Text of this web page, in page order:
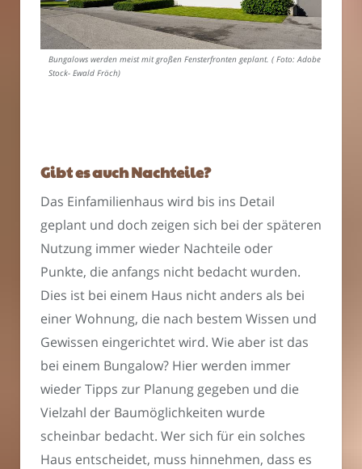
Bungalows werden meist mit großen Fensterfronten geplant. ( Foto: Adobe
Stock- Ewald Fröch)
Gibt es auch Nachteile?
Das Einfamilienhaus wird bis ins Detail
geplant und doch zeigen sich bei der späteren
Nutzung immer wieder Nachteile oder
Punkte, die anfangs nicht bedacht wurden.
Dies ist bei einem Haus nicht anders als bei
einer Wohnung, die nach bestem Wissen und
Gewissen eingerichtet wird. Wie aber ist das
bei einem Bungalow? Hier werden immer
wieder Tipps zur Planung gegeben und die
Vielzahl der Baumöglichkeiten wurde
scheinbar bedacht. Wer sich für ein solches
Haus entscheidet, muss hinnehmen, dass es